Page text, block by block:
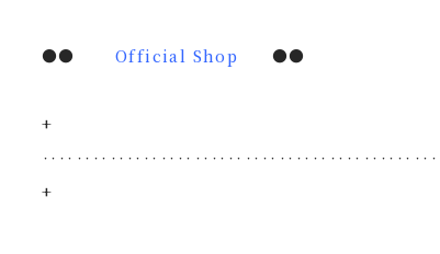
●● Official Shop ●●
+
+